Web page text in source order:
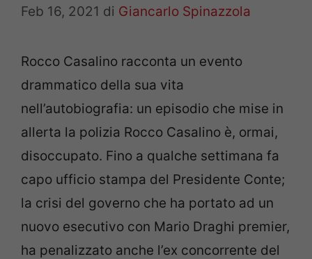
Feb 16, 2021 di Giancarlo Spinazzola
Rocco Casalino racconta un evento
drammatico della sua vita
nell’autobiografia: un episodio che mise in
allerta la polizia Rocco Casalino è, ormai,
disoccupato. Fino a qualche settimana fa
capo ufficio stampa del Presidente Conte;
la crisi del governo che ha portato ad un
nuovo esecutivo con Mario Draghi premier,
ha penalizzato anche l’ex concorrente del